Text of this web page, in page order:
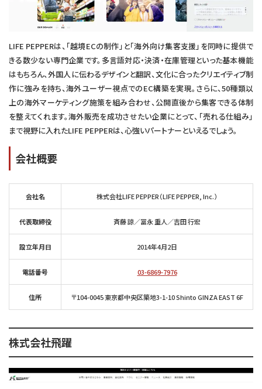
LIFE PEPPERは、「越境ECの制作」と「海外向け集客支援」を同時に提供で
きる数少ない専門企業です。多言語対応・決済・在庫管理といった基本機能
はもちろん、外国人に伝わるデザインと翻訳、文化に合ったクリエイティブ制
作に強みを持ち、海外ユーザー視点でのEC構築を実現。さらに、50種類以
上の海外マーケティング施策を組み合わせ、公開直後から集客できる体制
を整えてくれます。海外販売を成功させたい企業にとって、「売れる仕組み」
まで視野に入れたLIFE PEPPERは、心強いパートナーといえるでしょう。
会社概要
会社名 株式会社LIFE PEPPER（LIFE PEPPER, Inc.）
代表取締役 斉藤 諒／冨永 重人／吉田 行宏
設立年月日 2014年4月2日
電話番号 03-6869-7976
住所 〒104-0045 東京都中央区築地3-1-10 Shinto GINZA EAST 6F
株式会社飛躍